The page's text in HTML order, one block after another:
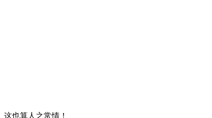
这也算人之常情！